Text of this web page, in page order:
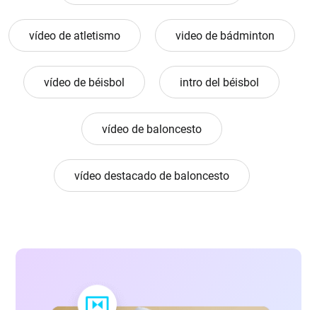
vídeo de atletismo video de bádminton
vídeo de béisbol intro del béisbol
vídeo de baloncesto
vídeo destacado de baloncesto